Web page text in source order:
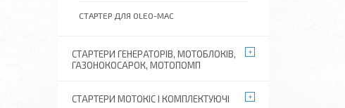
СТАРТЕР ДЛЯ OLEO-MAC
СТАРТЕРИ ГЕНЕРАТОРІВ, МОТОБЛОКІВ,
ГАЗОНОКОСАРОК, МОТОПОМП
СТАРТЕРИ МОТОКІС І КОМПЛЕКТУЮЧІ